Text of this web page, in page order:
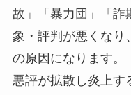
故」「暴力団」「詐
象・評判が悪くなり
の原因になります。
悪評が拡散し炎上す